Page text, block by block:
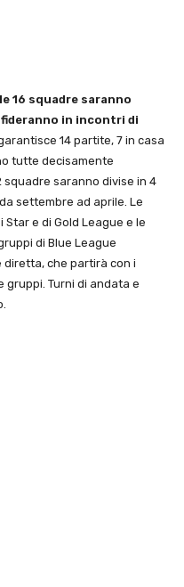
16 squadre saranno
in incontri di
14 partite, 7 in casa
tutte decisamente
squadre saranno divise in 4
settembre ad aprile. Le
e di Gold League e le
di Blue League
che partirà con i
gruppi. Turni di andata e